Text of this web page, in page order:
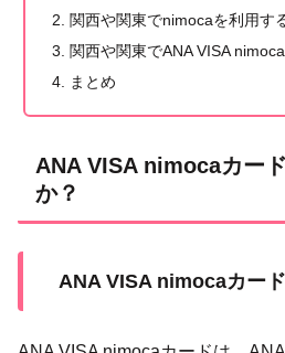
関西や関東でnimocaを利用す
関西や関東でANA VISA
まとめ
ANA VISA nimocaカー
か？
ANA VISA nimocaカー